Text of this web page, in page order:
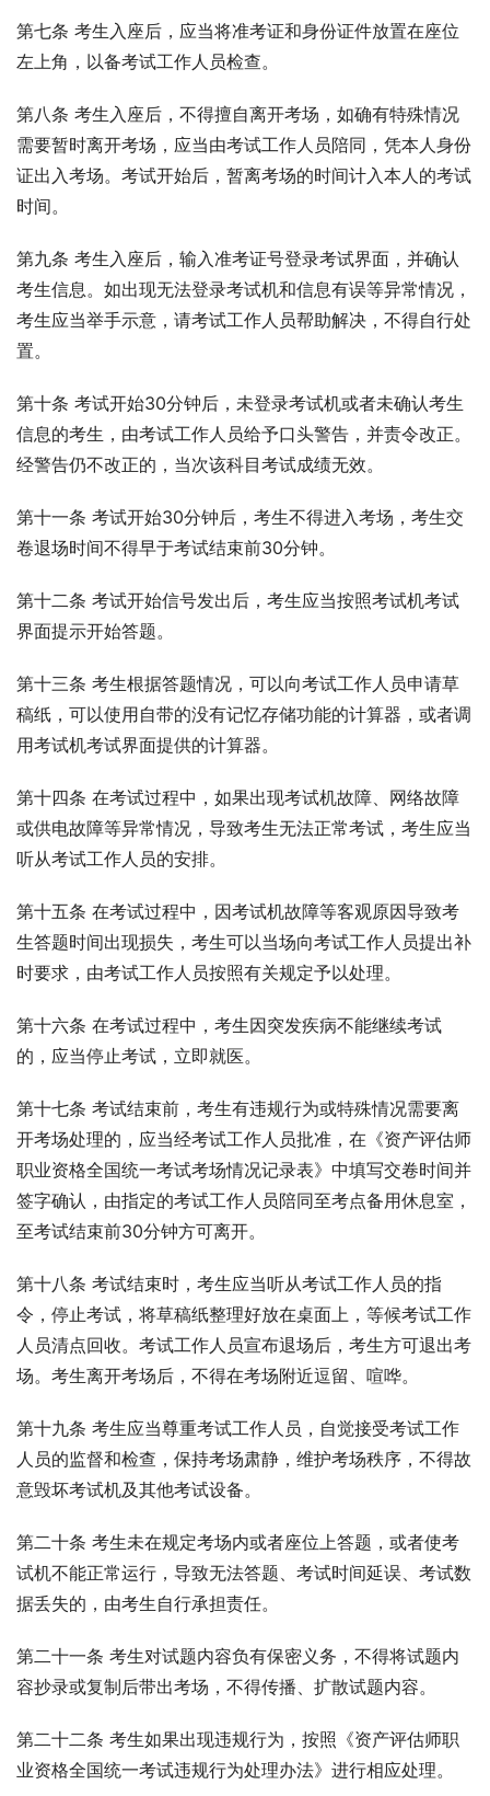
第七条 考生入座后，应当将准考证和身份证件放置在座位
左上角，以备考试工作人员检查。
第八条 考生入座后，不得擅自离开考场，如确有特殊情况
需要暂时离开考场，应当由考试工作人员陪同，凭本人身份
证出入考场。考试开始后，暂离考场的时间计入本人的考试
时间。
第九条 考生入座后，输入准考证号登录考试界面，并确认
考生信息。如出现无法登录考试机和信息有误等异常情况，
考生应当举手示意，请考试工作人员帮助解决，不得自行处
置。
第十条 考试开始30分钟后，未登录考试机或者未确认考生
信息的考生，由考试工作人员给予口头警告，并责令改正。
经警告仍不改正的，当次该科目考试成绩无效。
第十一条 考试开始30分钟后，考生不得进入考场，考生交
卷退场时间不得早于考试结束前30分钟。
第十二条 考试开始信号发出后，考生应当按照考试机考试
界面提示开始答题。
第十三条 考生根据答题情况，可以向考试工作人员申请草
稿纸，可以使用自带的没有记忆存储功能的计算器，或者调
用考试机考试界面提供的计算器。
第十四条 在考试过程中，如果出现考试机故障、网络故障
或供电故障等异常情况，导致考生无法正常考试，考生应当
听从考试工作人员的安排。
第十五条 在考试过程中，因考试机故障等客观原因导致考
生答题时间出现损失，考生可以当场向考试工作人员提出补
时要求，由考试工作人员按照有关规定予以处理。
第十六条 在考试过程中，考生因突发疾病不能继续考试
的，应当停止考试，立即就医。
第十七条 考试结束前，考生有违规行为或特殊情况需要离
开考场处理的，应当经考试工作人员批准，在《资产评估师
职业资格全国统一考试考场情况记录表》中填写交卷时间并
签字确认，由指定的考试工作人员陪同至考点备用休息室，
至考试结束前30分钟方可离开。
第十八条 考试结束时，考生应当听从考试工作人员的指
令，停止考试，将草稿纸整理好放在桌面上，等候考试工作
人员清点回收。考试工作人员宣布退场后，考生方可退出考
场。考生离开考场后，不得在考场附近逗留、喧哗。
第十九条 考生应当尊重考试工作人员，自觉接受考试工作
人员的监督和检查，保持考场肃静，维护考场秩序，不得故
意毁坏考试机及其他考试设备。
第二十条 考生未在规定考场内或者座位上答题，或者使考
试机不能正常运行，导致无法答题、考试时间延误、考试数
据丢失的，由考生自行承担责任。
第二十一条 考生对试题内容负有保密义务，不得将试题内
容抄录或复制后带出考场，不得传播、扩散试题内容。
第二十二条 考生如果出现违规行为，按照《资产评估师职
业资格全国统一考试违规行为处理办法》进行相应处理。